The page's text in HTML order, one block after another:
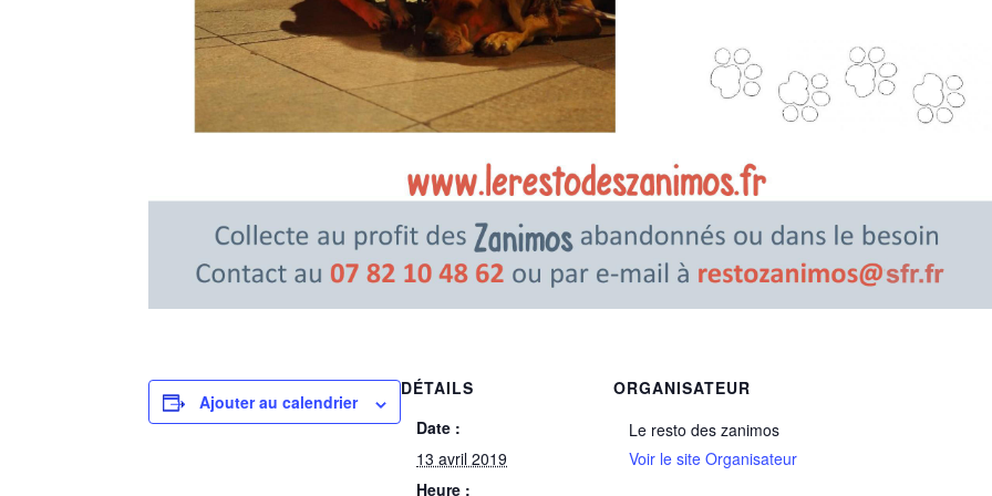
Ajouter au calendrier
DÉTAILS
Date :
13 avril 2019
Heure :
ORGANISATEUR
Le resto des zanimos
Voir le site Organisateur